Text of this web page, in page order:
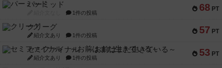
68 PT
パーミッド
1件の投稿
57 PT
クリーグ
紹介文あり 1件の投稿
53 PT
セミファイナル ～お前はまだ生きている～
紹介文あり 1件の投稿